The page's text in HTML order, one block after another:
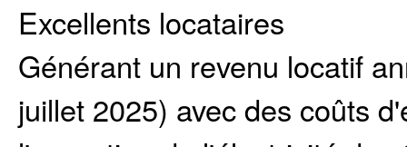
Excellents locataires
Générant un revenu locatif
juillet 2025) avec des coûts